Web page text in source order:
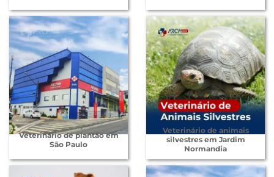
Veterinário de plantão em
São Paulo
Veterinário de animais
silvestres em Jardim
Normandia